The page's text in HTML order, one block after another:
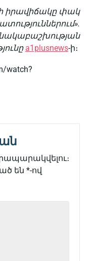
իրավիճակը փակ
a1plusnews-ի։
watch?
են *-ով